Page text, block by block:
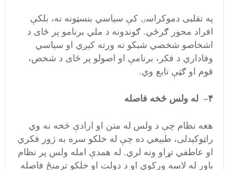
په تقلبی دموکراسۍ کې سیاسي بنسټونه نه، بلکې
افراد محور ګرځي. ګوندونه د ملي برنامو پر ځای د
اشخاصو شخصي شبکو ته ورته کېږي او سیاسي
وفاداري د فکر، برنامې او اصولو پر ځای د شخص،
قوم او ګټې تابع وي.
۴– له ولس څخه فاصله
هغه نظام چې د ولس له متن او ارادې څخه نه وي
راټوکېدلی، طبیعي ده چې له خلکو سره به ژور فکري
او عاطفي تړاو ونه لري. له همدې امله ولس پر نظام
باور له لاسه ورکوي او د دولت او خلکو ترمنځ فاصله